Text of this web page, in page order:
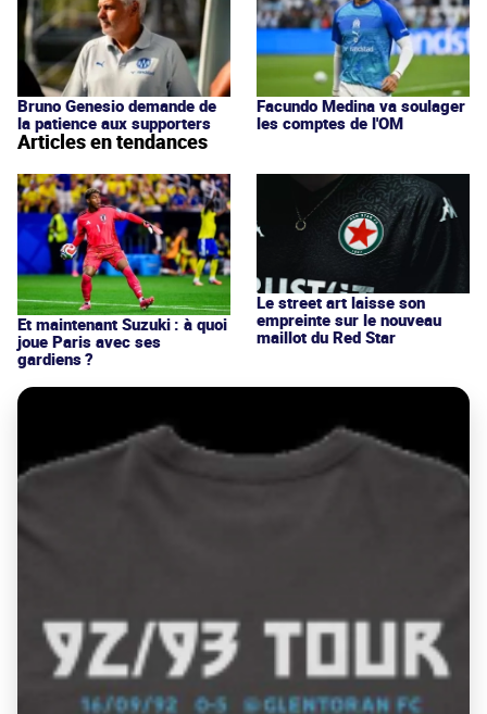
Bruno Genesio demande de
la patience aux supporters
Facundo Medina va soulager
les comptes de l'OM
Articles en tendances
Et maintenant Suzuki : à quoi
joue Paris avec ses
gardiens ?
Le street art laisse son
empreinte sur le nouveau
maillot du Red Star